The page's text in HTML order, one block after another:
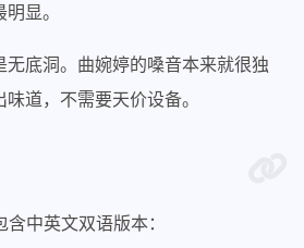
显。
无底洞。曲婉婷的嗓音本来就很独
道，不需要天价设备。
中英文双语版本：